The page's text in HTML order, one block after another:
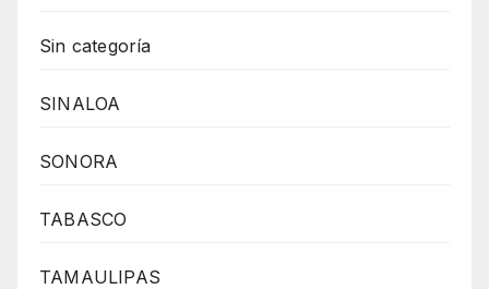
Sin categoría
SINALOA
SONORA
TABASCO
TAMAULIPAS